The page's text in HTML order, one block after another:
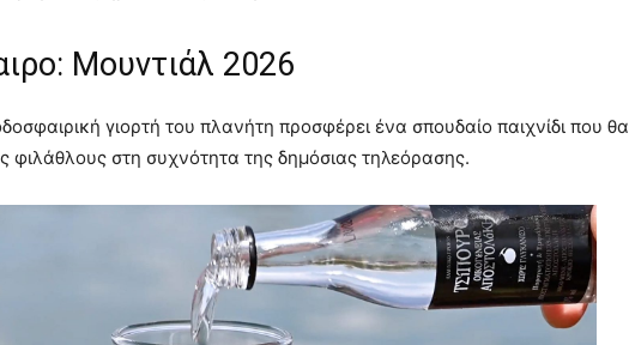
Μουντιάλ 2026
γιορτή του πλανήτη προσφέρει ένα σπουδαίο παιχνίδι που θα
φιλάθλους στη συχνότητα της δημόσιας τηλεόρασης.